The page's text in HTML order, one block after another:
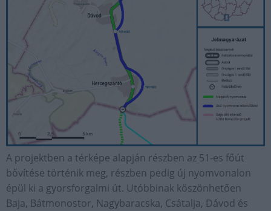
A projektben a térképe alapján részben az 51-es főút
bővítése történik meg, részben pedig új nyomvonalon
épül ki a gyorsforgalmi út. Utóbbinak köszönhetően
Baja, Bátmonostor, Nagybaracska, Csátalja, Dávod és